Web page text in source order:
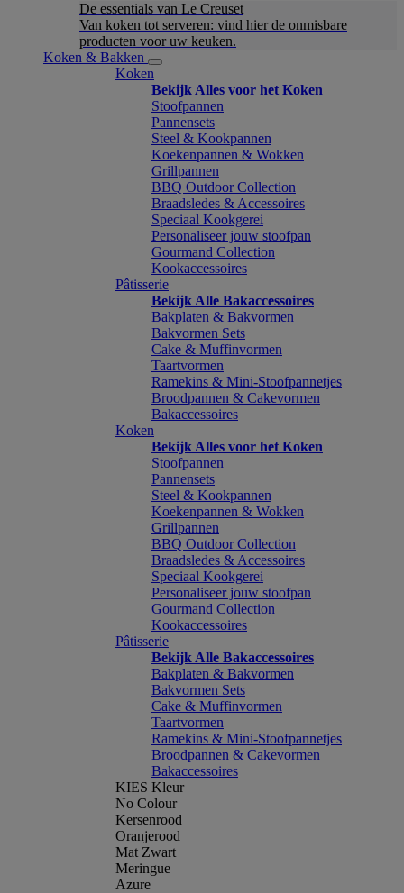
De essentials van Le Creuset
Van koken tot serveren: vind hier de onmisbare
producten voor uw keuken.
Koken & Bakken
Koken
Bekijk Alles voor het Koken
Stoofpannen
Pannensets
Steel & Kookpannen
Koekenpannen & Wokken
Grillpannen
BBQ Outdoor Collection
Braadsledes & Accessoires
Speciaal Kookgerei
Personaliseer jouw stoofpan
Gourmand Collection
Kookaccessoires
Pâtisserie
Bekijk Alle Bakaccessoires
Bakplaten & Bakvormen
Bakvormen Sets
Cake & Muffinvormen
Taartvormen
Ramekins & Mini-Stoofpannetjes
Broodpannen & Cakevormen
Bakaccessoires
Koken
Bekijk Alles voor het Koken
Stoofpannen
Pannensets
Steel & Kookpannen
Koekenpannen & Wokken
Grillpannen
BBQ Outdoor Collection
Braadsledes & Accessoires
Speciaal Kookgerei
Personaliseer jouw stoofpan
Gourmand Collection
Kookaccessoires
Pâtisserie
Bekijk Alle Bakaccessoires
Bakplaten & Bakvormen
Bakvormen Sets
Cake & Muffinvormen
Taartvormen
Ramekins & Mini-Stoofpannetjes
Broodpannen & Cakevormen
Bakaccessoires
KIES Kleur
No Colour
Kersenrood
Oranjerood
Mat Zwart
Meringue
Azure